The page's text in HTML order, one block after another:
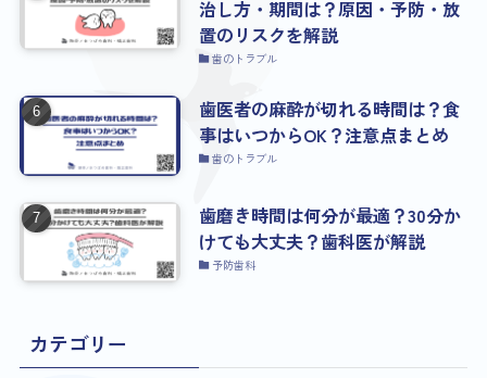
治し方・期間は？原因・予防・放
置のリスクを解説
歯のトラブル
歯医者の麻酔が切れる時間は？食
事はいつからOK？注意点まとめ
歯のトラブル
歯磨き時間は何分が最適？30分か
けても大丈夫？歯科医が解説
予防歯科
カテゴリー